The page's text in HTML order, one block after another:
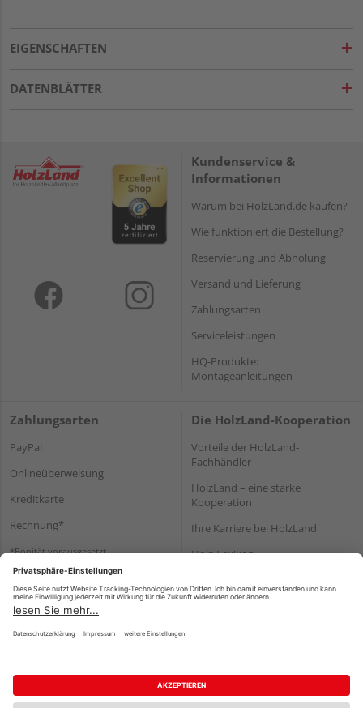
EIGENSCHAFTEN
DATENBLÄTTER
Kundenservice &
Informationen
Warum bei HolzLand.de kaufen?
Wie funktioniert die Bestellung?
Reservierung und Abholung
Versand und Lieferung
Zahlungsarten
Serviceleistungen
HQ-Produkte:
Montageanleitungen
Zahlungsarten
PayPal
Onlineüberweisung
Kreditkarte
Rechnung*
*Bonität vorausgesetzt
Die HolzLand-Kooperation
Vorteile der HolzLand-
Fachhändler
HolzLand – eine starke
Kooperation
Ihre Karriere bei HolzLand
Holz-Lexikon
Impressum Datenschutz
Nutzungsbedingungen
Barrierefreiheitserklärung
Vertrag widerrufen